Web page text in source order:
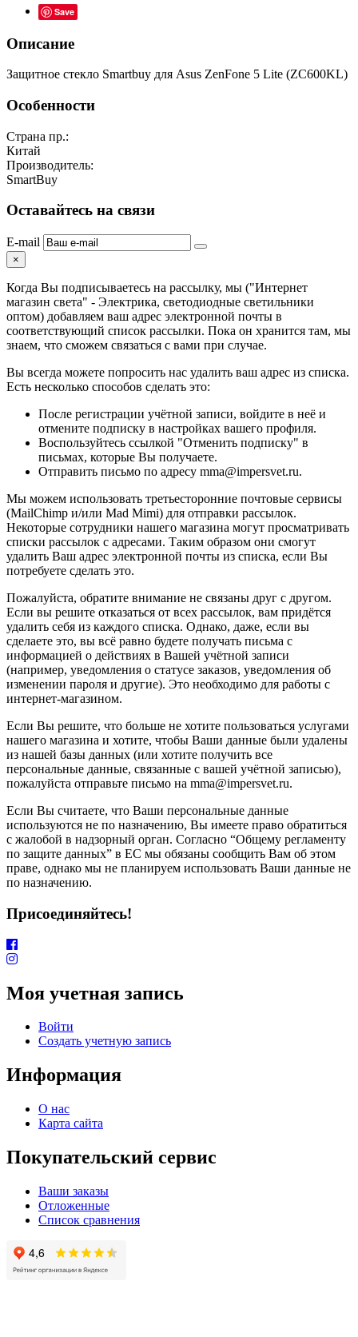
Save
Описание
Защитное стекло Smartbuy для Asus ZenFone 5 Lite (ZC600KL)
Особенности
Страна пр.:
Китай
Производитель:
SmartBuy
Оставайтесь на связи
E-mail
×
Когда Вы подписываетесь на рассылку, мы ("Интернет
магазин света" - Электрика, светодиодные светильники
оптом) добавляем ваш адрес электронной почты в
соответствующий список рассылки. Пока он хранится там, мы
знаем, что сможем связаться с вами при случае.
Вы всегда можете попросить нас удалить ваш адрес из списка.
Есть несколько способов сделать это:
После регистрации учётной записи, войдите в неё и
отмените подписку в настройках вашего профиля.
Воспользуйтесь ссылкой "Отменить подписку" в
письмах, которые Вы получаете.
Отправить письмо по адресу mma@impersvet.ru.
Мы можем использовать третьесторонние почтовые сервисы
(MailChimp и/или Mad Mimi) для отправки рассылок.
Некоторые сотрудники нашего магазина могут просматривать
списки рассылок с адресами. Таким образом они смогут
удалить Ваш адрес электронной почты из списка, если Вы
потребуете сделать это.
Пожалуйста, обратите внимание не связаны друг с другом.
Если вы решите отказаться от всех рассылок, вам придётся
удалить себя из каждого списка. Однако, даже, если вы
сделаете это, вы всё равно будете получать письма с
информацией о действиях в Вашей учётной записи
(например, уведомления о статусе заказов, уведомления об
изменении пароля и другие). Это необходимо для работы с
интернет-магазином.
Если Вы решите, что больше не хотите пользоваться услугами
нашего магазина и хотите, чтобы Ваши данные были удалены
из нашей базы данных (или хотите получить все
персональные данные, связанные с вашей учётной записью),
пожалуйста отправьте письмо на mma@impersvet.ru.
Если Вы считаете, что Ваши персональные данные
используются не по назначению, Вы имеете право обратиться
с жалобой в надзорный орган. Согласно “Общему регламенту
по защите данных” в ЕС мы обязаны сообщить Вам об этом
праве, однако мы не планируем использовать Ваши данные не
по назначению.
Присоединяйтесь!
Моя учетная запись
Войти
Создать учетную запись
Информация
О нас
Карта сайта
Покупательский сервис
Ваши заказы
Отложенные
Список сравнения